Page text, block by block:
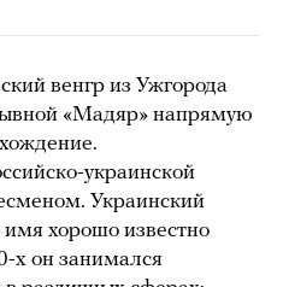
венгр из Ужгорода
«Мадяр» напрямую
украинской
Украинский
имя хорошо известно
х он занимался